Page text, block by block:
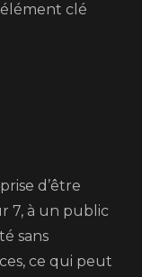
clé
d’être
7, à un public
sans
ce qui peut